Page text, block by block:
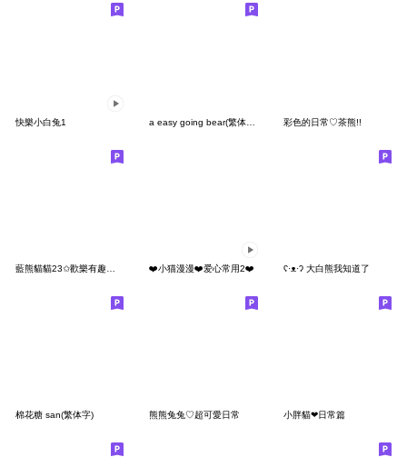
快樂小白兔1 彩色的日常♡茶熊!!
❤️小猫漫漫❤️爱心常用2❤️ ʕ·ᴥ·ʔ 大白熊我知道了
棉花糖 san(繁体字) 熊熊兔兔♡超可愛日常 小胖貓❤日常篇